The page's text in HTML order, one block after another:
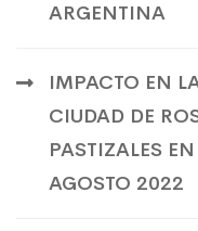
ARGENTINA
IMPACTO EN
CIUDAD DE
PASTIZALES
AGOSTO 2022